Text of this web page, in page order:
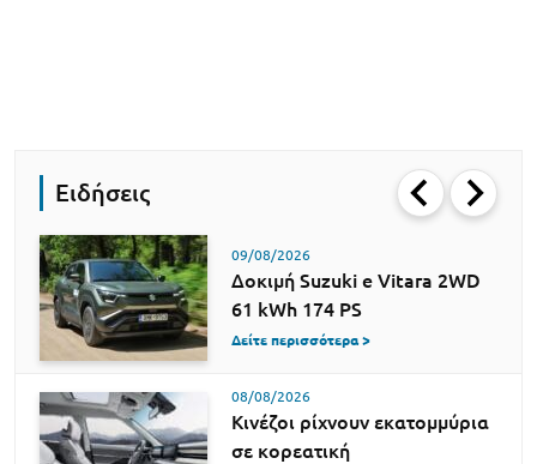
Ειδήσεις
09/08/2026
Δοκιμή Suzuki e Vitara 2WD
61 kWh 174 PS
Δείτε περισσότερα >
08/08/2026
Κινέζοι ρίχνουν εκατομμύρια
σε κορεατική